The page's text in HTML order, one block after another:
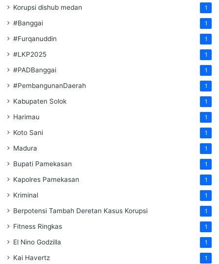
Korupsi dishub medan 1
#Banggai 1
#Furqanuddin 1
#LKP2025 1
#PADBanggai 1
#PembangunanDaerah 1
Kabupaten Solok 1
Harimau 1
Koto Sani 1
Madura 1
Bupati Pamekasan 1
Kapolres Pamekasan 1
Kriminal 1
Berpotensi Tambah Deretan Kasus Korupsi 1
Fitness Ringkas 1
El Nino Godzilla 1
Kai Havertz 1